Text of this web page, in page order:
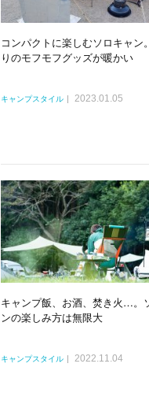
コンパクトに楽しむソロキャン
りのモフモフグッズが暖かい
キャンプスタイル 2023.01.05
キャンプ飯、お酒、焚き火…。
ンの楽しみ方は無限大
キャンプスタイル 2022.11.04